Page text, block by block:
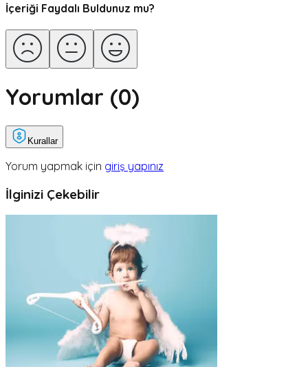
İçeriği Faydalı Buldunuz mu?
Yorumlar (0)
Kurallar
Yorum yapmak için giriş yapınız
İlginizi Çekebilir